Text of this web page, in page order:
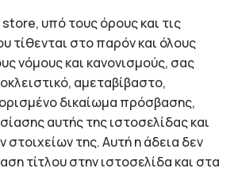
υπό τους όρους και τις
τίθενται στο παρόν και όλους
νόμους και κανονισμούς, σας
αμεταβίβαστο,
δικαίωμα πρόσβασης,
αυτής της ιστοσελίδας και
της. Αυτή η άδεια δεν
τίτλου στην ιστοσελίδα και στα